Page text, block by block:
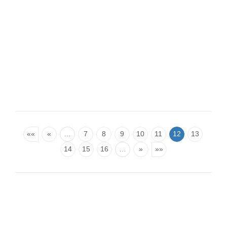
«« « 7 8 9 10 11 12
13
14
15 16 » »»